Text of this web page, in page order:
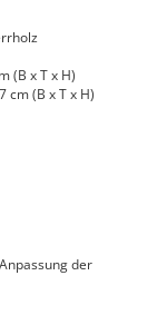
(B x T x H)
cm (B x T x H)
der